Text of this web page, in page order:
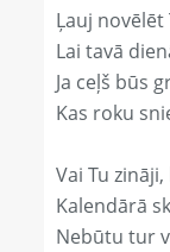
Ļauj novēlēt
Lai tavā
Ja ceļš būs
Kas roku
Vai Tu
Kalendārā
Nebūtu tur